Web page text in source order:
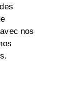
nos